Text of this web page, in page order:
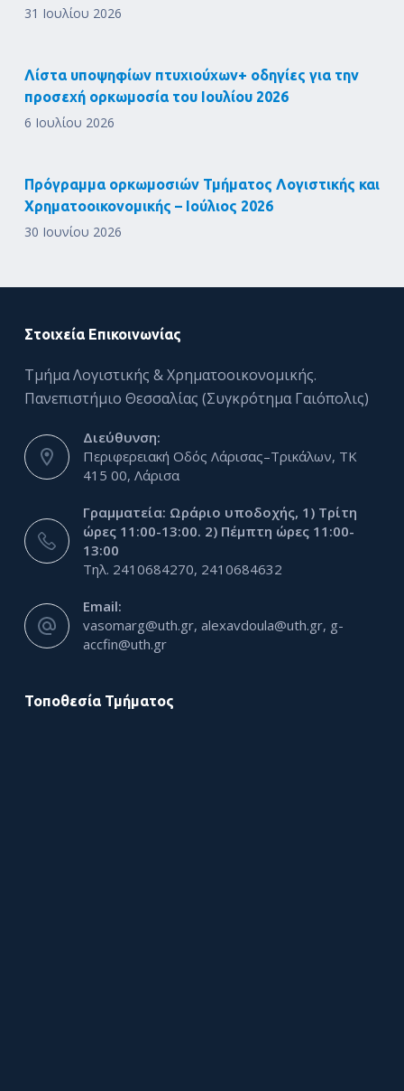
31 Ιουλίου 2026
Λίστα υποψηφίων πτυχιούχων+ οδηγίες για την
προσεχή ορκωμοσία του Ιουλίου 2026
6 Ιουλίου 2026
Πρόγραμμα ορκωμοσιών Τμήματος Λογιστικής και
Χρηματοοικονομικής – Ιούλιος 2026
30 Ιουνίου 2026
Στοιχεία Επικοινωνίας
Τμήμα Λογιστικής & Χρηματοοικονομικής.
Πανεπιστήμιο Θεσσαλίας (Συγκρότημα Γαιόπολις)
Διεύθυνση:
Περιφερειακή Οδός Λάρισας–Τρικάλων, ΤΚ
415 00, Λάρισα
Γραμματεία: Ωράριο υποδοχής, 1) Τρίτη
ώρες 11:00-13:00. 2) Πέμπτη ώρες 11:00-
13:00
Τηλ. 2410684270, 2410684632
Email:
vasomarg@uth.gr, alexavdoula@uth.gr, g-
accfin@uth.gr
Τοποθεσία Τμήματος